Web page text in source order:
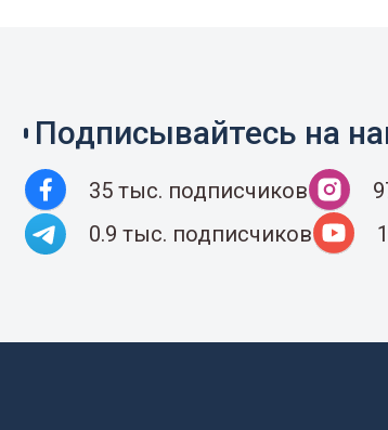
Подписывайтесь на
35 тыс. подписчиков
0.9 тыс. подписчиков